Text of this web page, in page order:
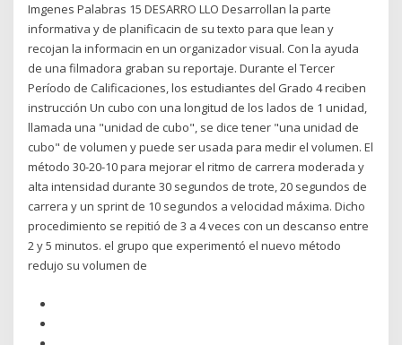
Imgenes Palabras 15 DESARRO LLO Desarrollan la parte
informativa y de planificacin de su texto para que lean y
recojan la informacin en un organizador visual. Con la ayuda
de una filmadora graban su reportaje. Durante el Tercer
Período de Calificaciones, los estudiantes del Grado 4 reciben
instrucción Un cubo con una longitud de los lados de 1 unidad,
llamada una "unidad de cubo", se dice tener "una unidad de
cubo" de volumen y puede ser usada para medir el volumen. El
método 30-20-10 para mejorar el ritmo de carrera moderada y
alta intensidad durante 30 segundos de trote, 20 segundos de
carrera y un sprint de 10 segundos a velocidad máxima. Dicho
procedimiento se repitió de 3 a 4 veces con un descanso entre
2 y 5 minutos. el grupo que experimentó el nuevo método
redujo su volumen de